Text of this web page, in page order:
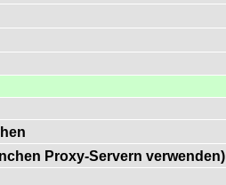
Proxy-Servern verwenden)